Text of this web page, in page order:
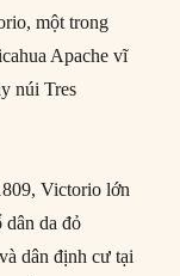
một trong
Apache vĩ
núi Tres
Victorio lớn
da đỏ
dân định cư tại